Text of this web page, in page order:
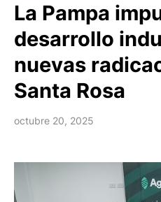
La Pampa
desarrollo
nuevas
Santa Rosa
octubre 20, 2025